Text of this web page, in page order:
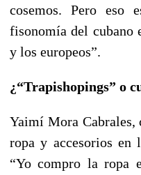
cosemos. Pero eso
fisonomía del cubano
y los europeos”.
¿“Trapishopings” o
Yaimí Mora Cabrales,
ropa y accesorios
“Yo compro la ropa